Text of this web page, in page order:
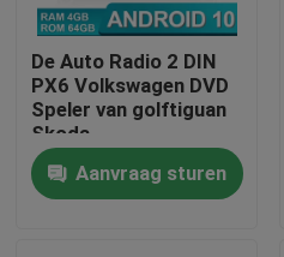
Kwaliteitscontrole
Contacteer ons
Nieuws
De Auto Radio 2 DIN
PX6 Volkswagen DVD
Speler van golftiguan
Skoda
Aanvraag sturen